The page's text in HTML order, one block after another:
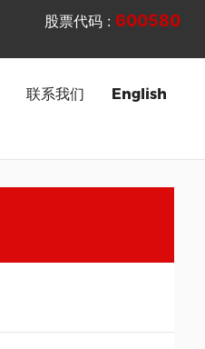
股票代码 : 600580
联系我们 English